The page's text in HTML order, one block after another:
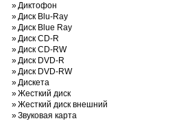
»Диктофон
»Диск Blu-Ray
»Диск Blue Ray
»Диск CD-R
»Диск CD-RW
»Диск DVD-R
»Диск DVD-RW
»Дискета
»Жесткий диск
»Жесткий диск внешний
»Звуковая карта